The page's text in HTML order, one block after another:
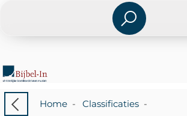
Home- Classificaties-